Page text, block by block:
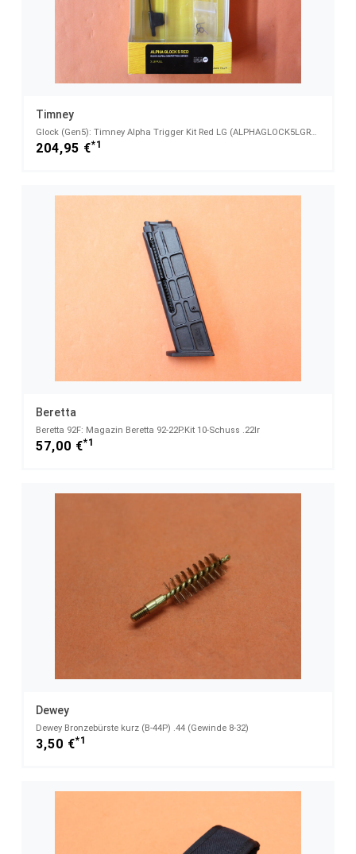
Timney
Glock (Gen5): Timney Alpha Trigger Kit Red LG (ALPHAGLOCK5LGRED) 3lb/ Abzugwiderstand ca. 13,6N
204,95 €*1
Beretta
Beretta 92F: Magazin Beretta 92-22P.Kit 10-Schuss .22lr
57,00 €*1
Dewey
Dewey Bronzebürste kurz (B-44P) .44 (Gewinde 8-32)
3,50 €*1